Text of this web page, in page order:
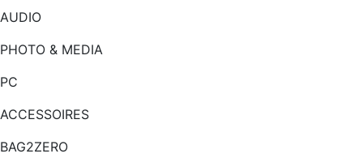
AUDIO
PHOTO & MEDIA
PC
ACCESSOIRES
BAG2ZERO